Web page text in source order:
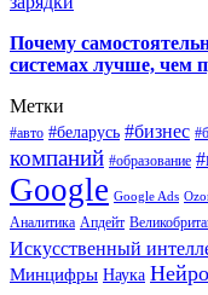
Почему
системах лучше, чем
Метки
#авто #беларусь #бизнес
компаний #образование
Google Google Ads
Аналитика Апдейт
Искусственный
Минцифры Наука